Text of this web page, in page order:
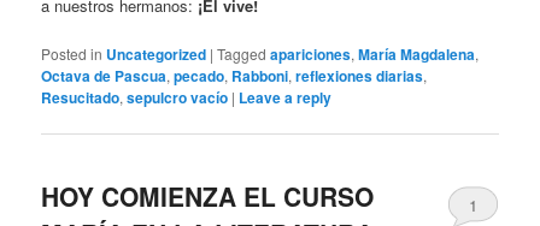
a nuestros hermanos: ¡Él vive!
Posted in Uncategorized |Tagged apariciones,María Magdalena,
Octava de Pascua,pecado, Rabboni,reflexiones diarias,
Resucitado,sepulcro vacío | Leave a reply
HOY COMIENZA EL CURSO
1